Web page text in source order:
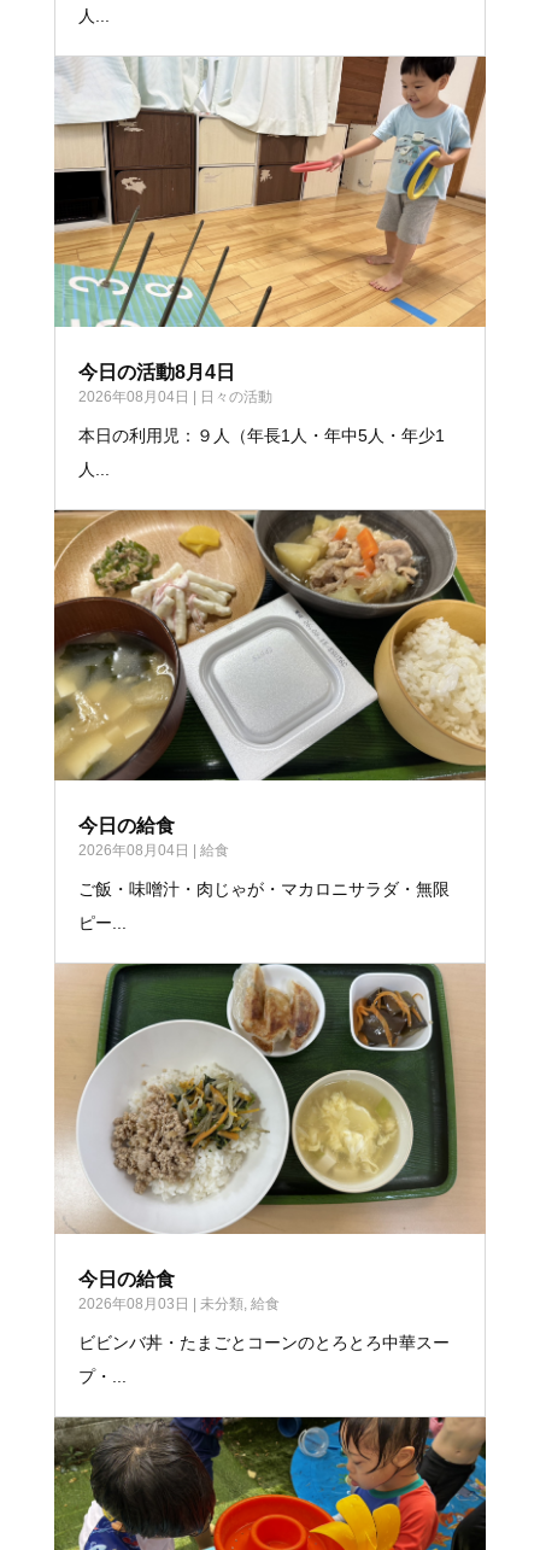
人...
今日の活動8月4日
2026年08月04日 | 日々の活動
本日の利用児：９人（年長1人・年中5人・年少1
人...
今日の給食
2026年08月04日 | 給食
ご飯・味噌汁・肉じゃが・マカロニサラダ・無限
ピー...
今日の給食
2026年08月03日 | 未分類, 給食
ビビンバ丼・たまごとコーンのとろとろ中華スー
プ・...